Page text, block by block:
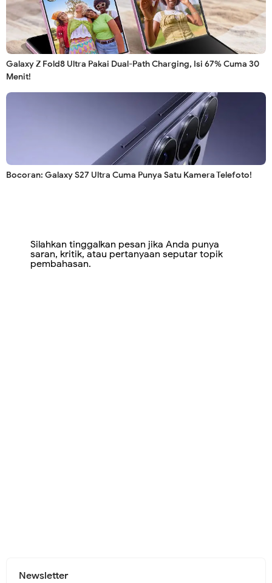
Galaxy Z Fold8 Ultra Pakai Dual-Path Charging, Isi 67% Cuma 30
Menit!
Bocoran: Galaxy S27 Ultra Cuma Punya Satu Kamera Telefoto!
Silahkan tinggalkan pesan jika Anda punya
saran, kritik, atau pertanyaan seputar topik
pembahasan.
Newsletter